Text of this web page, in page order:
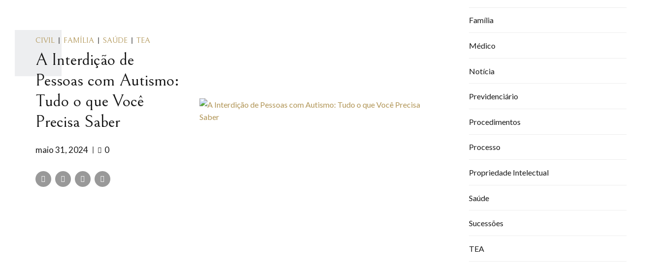
CIVIL FAMÍLIA SAÚDE TEA
A Interdição de
Pessoas com Autismo:
Tudo o que Você
Precisa Saber
maio 31, 2024 0
Família
Médico
Notícia
Previdenciário
Procedimentos
Processo
Propriedade Intelectual
Saúde
Sucessões
TEA